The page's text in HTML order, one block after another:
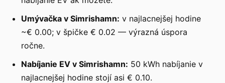
Umývačka v Simrishamn: v najlacnejšej hodine
~€ 0.00; v špičke € 0.02 — výrazná úspora
ročne.
Nabíjanie EV v Simrishamn: 50 kWh nabíjanie v
najlacnejšej hodine stojí asi € 0.10.